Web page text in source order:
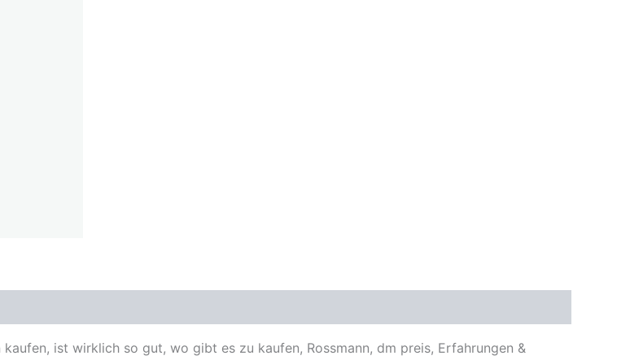
ist wirklich so gut, wo gibt es zu kaufen, Rossmann, dm preis, Erfahrungen &